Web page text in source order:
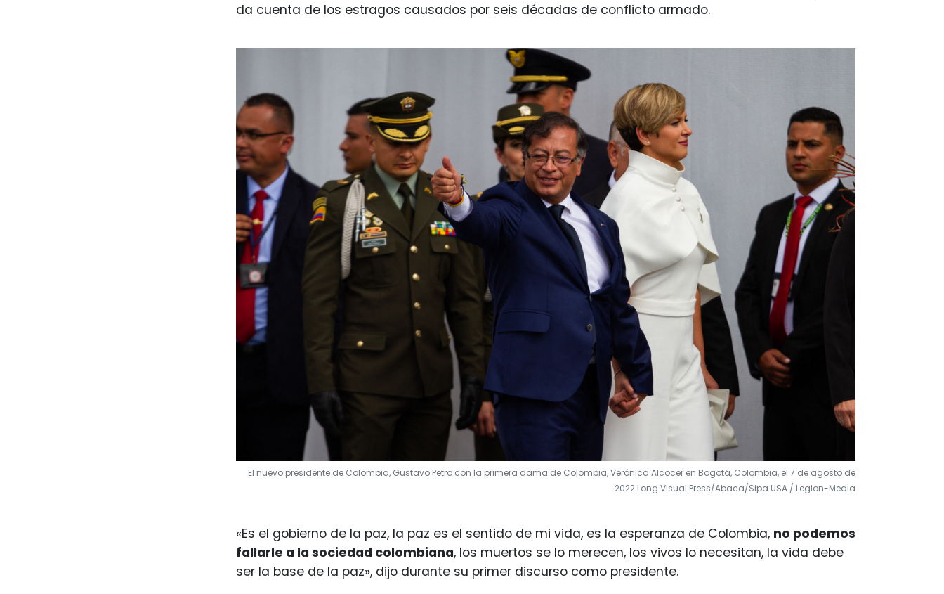
da cuenta de los estragos causados por seis décadas de conflicto armado.
El nuevo presidente de Colombia, Gustavo Petro con la primera dama de Colombia, Verónica Alcocer en Bogotá, Colombia, el 7 de agosto de
2022 Long Visual Press/Abaca/Sipa USA / Legion-Media
«Es el gobierno de la paz, la paz es el sentido de mi vida, es la esperanza de Colombia, no podemos
fallarle a la sociedad colombiana, los muertos se lo merecen, los vivos lo necesitan, la vida debe
ser la base de la paz», dijo durante su primer discurso como presidente.